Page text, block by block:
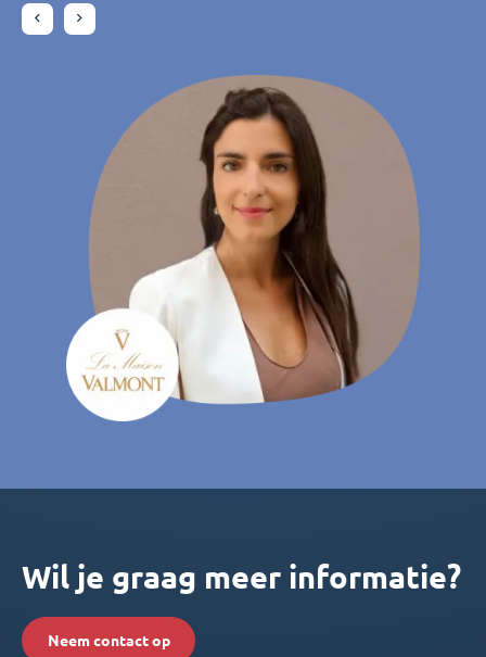
Daniela Rohrmann
KG
Wil je graag meer informatie?
Neem contact op